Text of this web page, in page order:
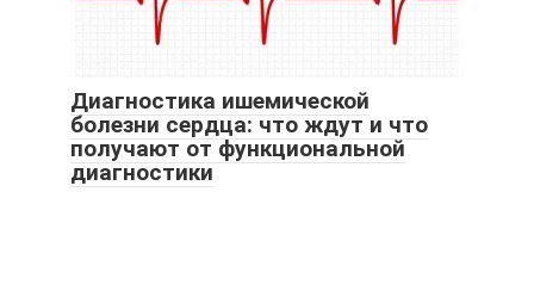
Диагностика ишемической
болезни сердца: что ждут и что
получают от функциональной
диагностики